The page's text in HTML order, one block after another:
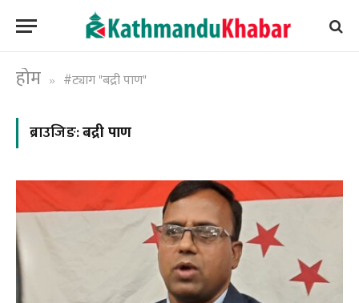
होम » #ट्याग "बद्री पाण"
ब्राउजिङ:बद्री पाण